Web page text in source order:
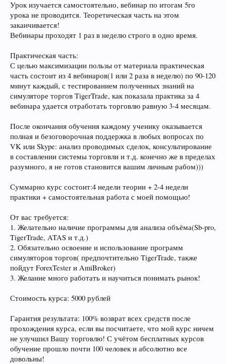
Урок изучается самостоятельно, вебинар по итогам 5го
урока не проводится. Теоретическая часть на этом
заканчивается!
Вебинары проходят 1 раз в неделю строго в одно время.
Практическая часть:
С целью максимизации пользы от материала практическая
часть состоит из 4 вебинаров(1 или 2 раза в неделю) по 90-120
минут каждый, с тестированием полученных знаний на
симуляторе торгов TigerTrade, как показала практика за 4
вебинара удается отработать торговлю равную 3-4 месяцам.
После окончания обучения каждому ученику оказывается
полная и безоговорочная поддержка в любых вопросах по
VK или Skype: анализ проводимых сделок, консультирование
в составлении системы торговли и т.д. конечно же в пределах
разумного, я не готов становится вашим личным рабом)))
Суммарно курс состоит:4 недели теории + 2-4 недели
практики + самостоятельная работа с моей помощью!
От вас требуется:
1. Желательно наличие программы для анализа объёма(Sb-pro,
TigerTrade, ATAS и т.д.)
2. Обязательно освоение и использование программ
симуляторов торгов( предпочтительно TigerTrade, также
пойдут ForexTester и AmiBroker)
3. Желание много работать и научиться понимать рынок!
Стоимость курса: 5000 рублей
Гарантия результата: 100% возврат всех средств после
прохождения курса, если вы посчитаете, что мой курс ничем
не улучшил Вашу торговлю! С учётом бесплатных курсов
обучение прошло почти 100 человек и абсолютно все
довольны!